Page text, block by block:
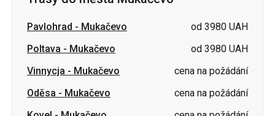
Vinnycja-Mukačevo
Oděsa-Mukačevo
cena na požádání
Kovel-Mukačevo
cena na požádání
Novovolynsk-Mukačevo
cena na požádání
Voznesensk-Mukačevo
cena na požádání